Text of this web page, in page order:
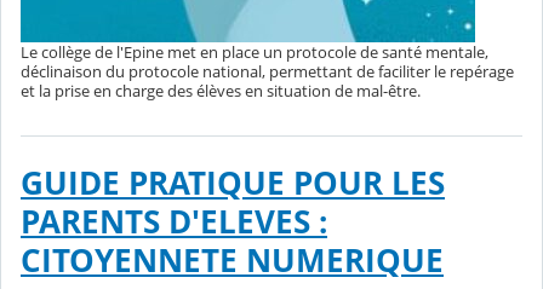
Le collège de l'Epine met en place un protocole de santé mentale,
déclinaison du protocole national, permettant de faciliter le repérage
et la prise en charge des élèves en situation de mal-être.
GUIDE PRATIQUE POUR LES
PARENTS D'ELEVES :
CITOYENNETE NUMERIQUE